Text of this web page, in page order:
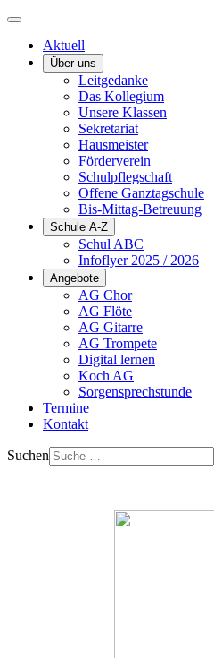
Aktuell
Über uns
Leitgedanke
Das Kollegium
Unsere Klassen
Sekretariat
Hausmeister
Förderverein
Schulpflegschaft
Offene Ganztagschule
Bis-Mittag-Betreuung
Schule A-Z
Schul ABC
Infoflyer 2025 / 2026
Angebote
AG Chor
AG Flöte
AG Gitarre
AG Trompete
Digital lernen
Koch AG
Sorgensprechstunde
Termine
Kontakt
Suchen